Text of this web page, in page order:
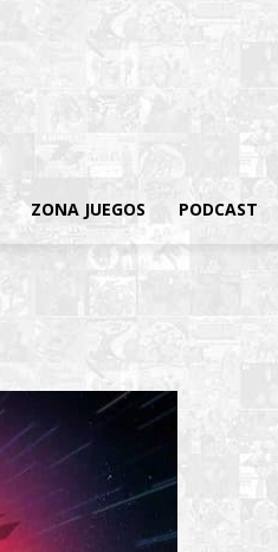
ZONA JUEGOS PODCAST